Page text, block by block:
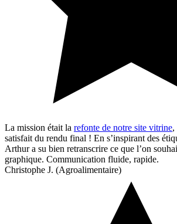
La mission était la refonte de notre site vitrine,
satisfait du rendu final ! En s’inspirant des
Arthur a su bien retranscrire ce que l’on
graphique. Communication fluide, rapide.
Christophe J. (Agroalimentaire)